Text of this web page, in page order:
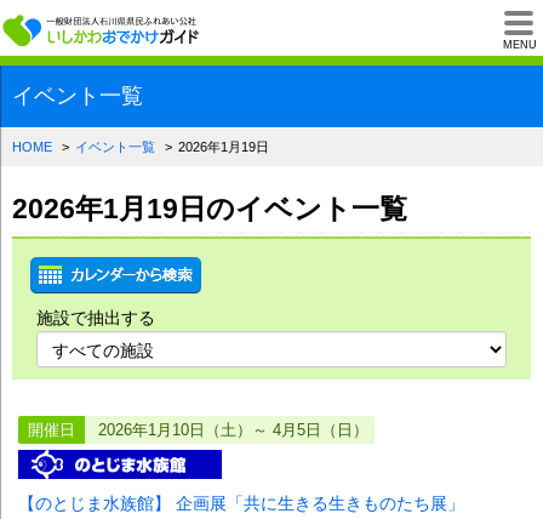
MENU
一般財団法人石川
イベント一覧
HOME イベント一覧 2026年1月19日
2026年1月19日のイベント一覧
施設で抽出する
開催日 2026年1月10日（土）～ 4月5日（日）
【のとじま水族館】 企画展「共に生きる生きものたち展」